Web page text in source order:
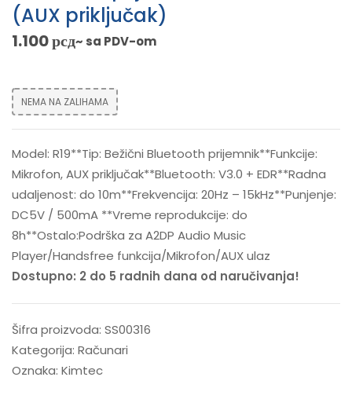
(AUX priključak)
1.100рсд~ sa PDV-om
NEMA NA ZALIHAMA
Model: R19**Tip: Bežični Bluetooth prijemnik**Funkcije:
Mikrofon, AUX priključak**Bluetooth: V3.0 + EDR**Radna
udaljenost: do 10m**Frekvencija: 20Hz – 15kHz**Punjenje:
DC5V / 500mA **Vreme reprodukcije: do
8h**Ostalo:Podrška za A2DP Audio Music
Player/Handsfree funkcija/Mikrofon/AUX ulaz
Dostupno: 2 do 5 radnih dana od naručivanja!
Šifra proizvoda: SS00316
Kategorija: Računari
Oznaka: Kimtec